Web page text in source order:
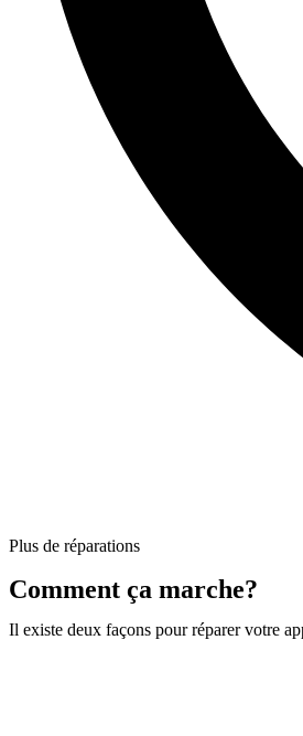
Plus de réparations
Comment ça marche?
Il existe deux façons pour réparer votre